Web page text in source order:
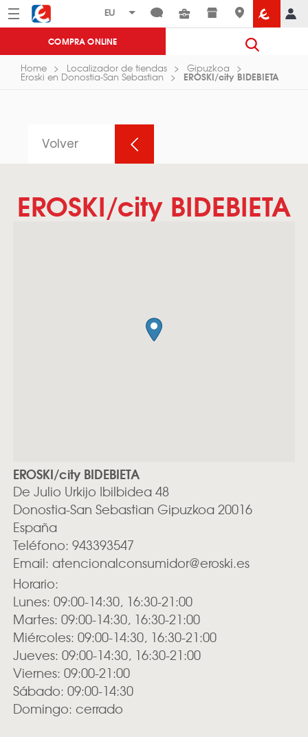
Menú Eroski
COMPRA ONLINE
Home Localizador de tiendas Gipuzkoa
Eroski en Donostia-San Sebastian EROSKI/city BIDEBIETA
Volver
EROSKI/city BIDEBIETA
EROSKI/city BIDEBIETA
De Julio Urkijo Ibilbidea 48
Donostia-San Sebastian Gipuzkoa 20016
España
Teléfono: 943393547
Email: atencionalconsumidor@eroski.es
Horario:
Lunes: 09:00-14:30, 16:30-21:00
Martes: 09:00-14:30, 16:30-21:00
Miércoles: 09:00-14:30, 16:30-21:00
Jueves: 09:00-14:30, 16:30-21:00
Viernes: 09:00-21:00
Sábado: 09:00-14:30
Domingo: cerrado